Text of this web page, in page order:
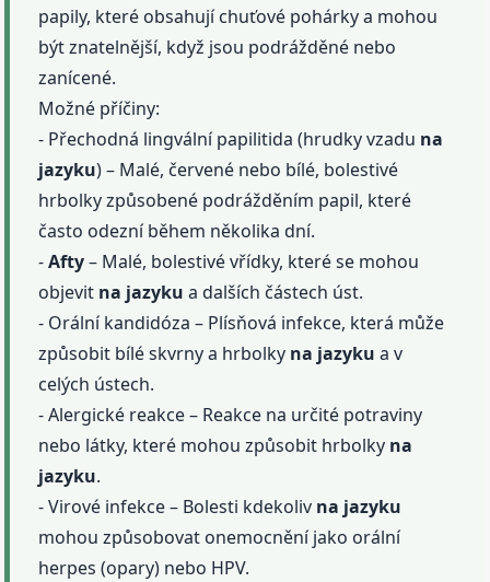
papily, které obsahují chuťové pohárky a mohou
být znatelnější, když jsou podrážděné nebo
zanícené.
Možné příčiny:
- Přechodná lingvální papilitida (hrudky vzadu na
jazyku) – Malé, červené nebo bílé, bolestivé
hrbolky způsobené podrážděním papil, které
často odezní během několika dní.
-Afty– Malé, bolestivé vřídky, které se mohou
objevit na jazyku a dalších částech úst.
- Orální kandidóza – Plísňová infekce, která může
způsobit bílé skvrny a hrbolky na jazyku a v
celých ústech.
- Alergické reakce – Reakce na určité potraviny
nebo látky, které mohou způsobit hrbolky na
jazyku.
- Virové infekce – Bolesti kdekoliv na jazyku
mohou způsobovat onemocnění jako orální
herpes (opary) nebo HPV.